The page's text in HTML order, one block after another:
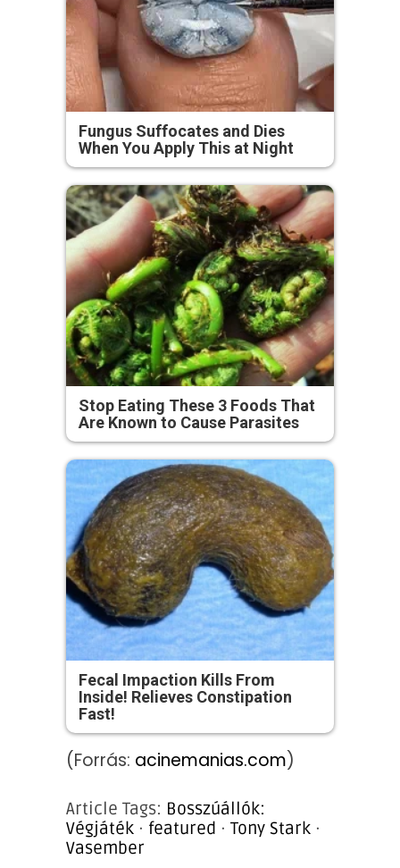
Fungus Suffocates and Dies
When You Apply This at Night
Stop Eating These 3 Foods That
Are Known to Cause Parasites
Fecal Impaction Kills From
Inside! Relieves Constipation
Fast!
(Forrás: acinemanias.com)
Article Tags: Bosszúállók:
Végjáték · featured · Tony Stark ·
Vasember